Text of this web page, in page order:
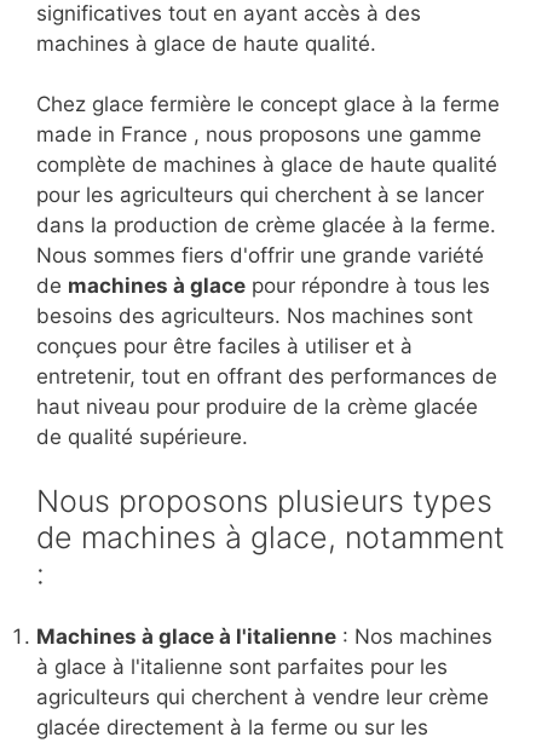
significatives tout en ayant accès à des
machines à glace de haute qualité.
Chez glace fermière le concept glace à la ferme
made in France , nous proposons une gamme
complète de machines à glace de haute qualité
pour les agriculteurs qui cherchent à se lancer
dans la production de crème glacée à la ferme.
Nous sommes fiers d'offrir une grande variété
de machines à glace pour répondre à tous les
besoins des agriculteurs. Nos machines sont
conçues pour être faciles à utiliser et à
entretenir, tout en offrant des performances de
haut niveau pour produire de la crème glacée
de qualité supérieure.
Nous proposons plusieurs types
de machines à glace, notamment
:
Machines à glace à l'italienne : Nos machines
à glace à l'italienne sont parfaites pour les
agriculteurs qui cherchent à vendre leur crème
glacée directement à la ferme ou sur les